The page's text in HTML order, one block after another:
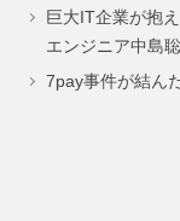
巨大IT企業が抱
エンジニア中島
7pay事件が結ん